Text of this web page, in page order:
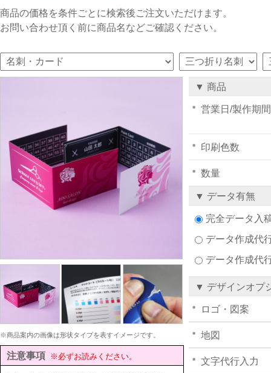
商品の価格を条件ごとに検索後ご注文いただけます。
お問い合わせ頂く前に商品名などご確認ください。
※商品案内の画像は形状タイプを表すイメージです。
注意事項 ※必ずお読みください。
▼ 商品
営業日/製作期間
印刷色数
数量
▼ データ有無
完全データ入
データ作成代
データ作成代
▼ デザインオプ
ロゴ・図案
地図
文字代行入力